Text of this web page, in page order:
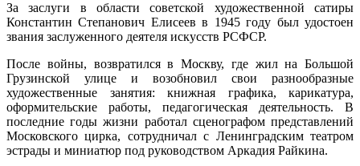
За заслуги в области советской художественной сатиры
Константин Степанович Елисеев в 1945 году был удостоен
звания заслуженного деятеля искусств РСФСР.
После войны, возвратился в Москву, где жил на Большой
Грузинской улице и возобновил свои разнообразные
художественные занятия: книжная графика, карикатура,
оформительские работы, педагогическая деятельность. В
последние годы жизни работал сценографом представлений
Московского цирка, сотрудничал с Ленинградским театром
эстрады и миниатюр под руководством Аркадия Райкина.